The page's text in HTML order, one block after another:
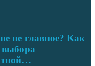
не главное? Как
выбора